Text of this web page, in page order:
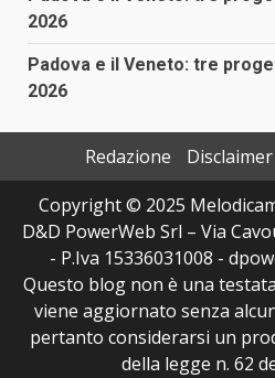
2026
Padova e il Veneto: tre
2026
Redazione Disclaimer
Copyright © 2025
D&D PowerWeb Srl – Via
- P.Iva 15336031008 -
Questo blog non è una
viene aggiornato senza
pertanto considerarsi un
della legge n. 62